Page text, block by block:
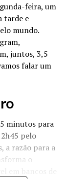
feira, um
tarde e
mundo.
juntos, 3,5
falar um
minutos para
pelo
a razão para a
o